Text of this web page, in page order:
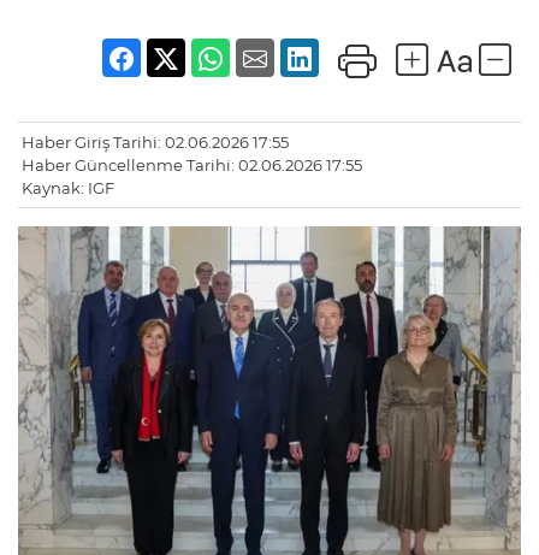
Haber Giriş Tarihi: 02.06.2026 17:55
Haber Güncellenme Tarihi: 02.06.2026 17:55
Kaynak: IGF